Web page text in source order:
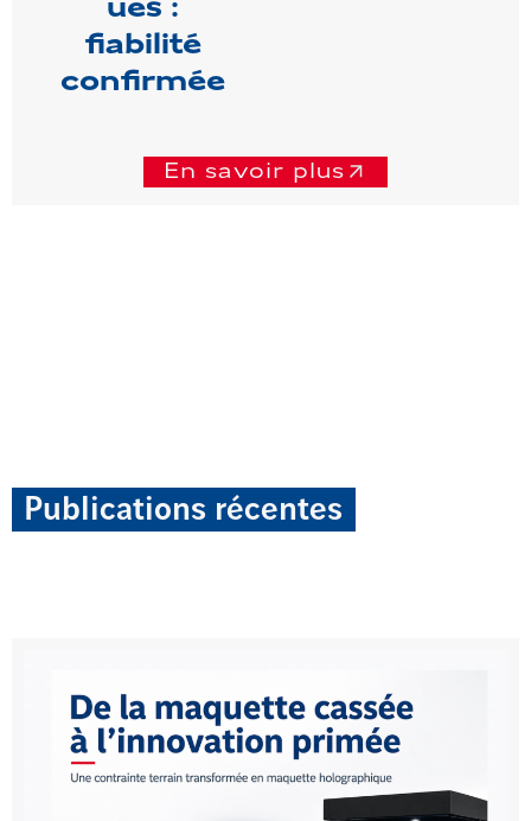
ues :
fiabilité
confirmée
En savoir plus
Publications récentes